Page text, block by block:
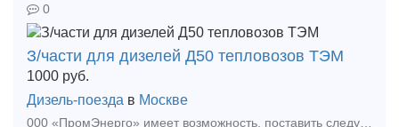
0
З/части для дизелей Д50 тепловозов ТЭМ
1000 руб.
Дизель-поезда в Москве